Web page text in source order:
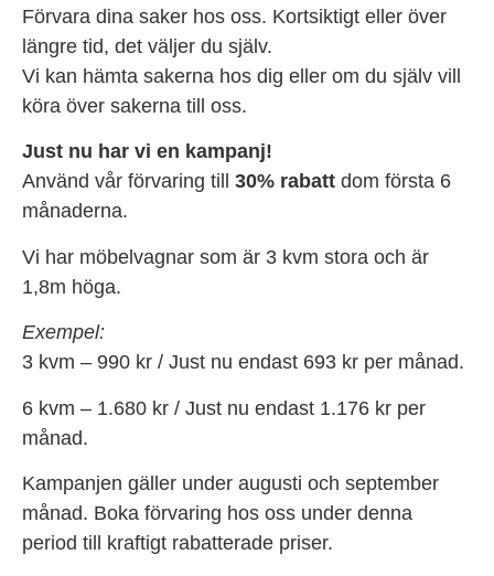
Förvara dina saker hos oss. Kortsiktigt eller över
längre tid, det väljer du själv.
Vi kan hämta sakerna hos dig eller om du själv vill
köra över sakerna till oss.
Just nu har vi en kampanj!
Använd vår förvaring till 30% rabatt dom första 6
månaderna.
Vi har möbelvagnar som är 3 kvm stora och är
1,8m höga.
Exempel:
3 kvm – 990 kr / Just nu endast 693 kr per månad.
6 kvm – 1.680 kr / Just nu endast 1.176 kr per
månad.
Kampanjen gäller under augusti och september
månad. Boka förvaring hos oss under denna
period till kraftigt rabatterade priser.